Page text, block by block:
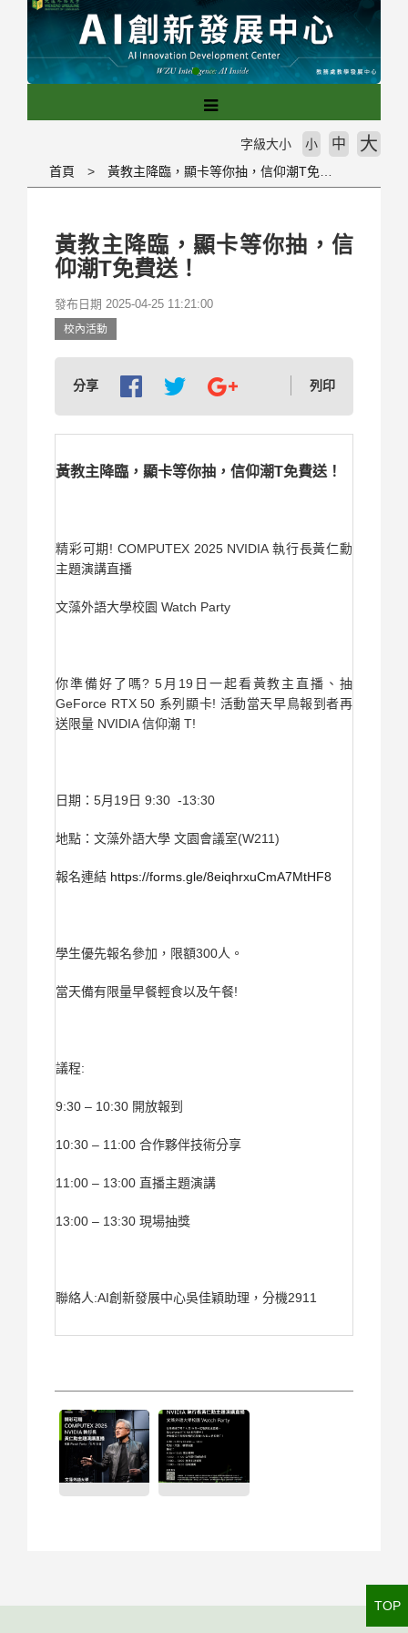
首頁
字級大小 小 中 大
黃教主降臨，顯卡等你抽，信
仰潮T免費送！
發布日期 2025-04-25 11:21:00
校內活動
分享 列印
黃教主降臨，顯卡等你抽，信仰潮T免費送！
精彩可期! COMPUTEX 2025 NVIDIA 執行長黃仁勳
主題演講直播
文藻外語大學校園 Watch Party
你準備好了嗎? 5月19日一起看黃教主直播、抽
GeForce RTX 50 系列顯卡! 活動當天早鳥報到者再
送限量 NVIDIA 信仰潮 T!
日期：5月19日 9:30 -13:30
地點：文藻外語大學 文園會議室(W211)
報名連結 https://forms.gle/8eiqhrxuCmA7MtHF8
學生優先報名參加，限額300人。
當天備有限量早餐輕食以及午餐!
議程:
9:30 – 10:30 開放報到
10:30 – 11:00 合作夥伴技術分享
11:00 – 13:00 直播主題演講
13:00 – 13:30 現場抽獎
聯絡人:AI創新發展中心吳佳穎助理，分機2911
TOP